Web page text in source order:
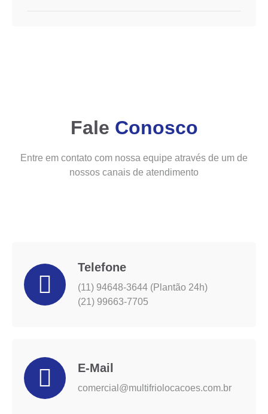
Fale Conosco
Entre em contato com nossa equipe através de um de
nossos canais de atendimento
Telefone
(11) 94648-3644 (Plantão 24h)
(21) 99663-7705
E-Mail
comercial@multifriolocacoes.com.br